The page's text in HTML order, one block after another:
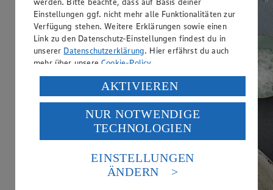
Einstellungen ggf. nicht mehr alle Funktionalitäten zur
Verfügung stehen. Weitere Erklärungen sowie einen
Link zu den Datenschutz-Einstellungen findest du in
unserer Datenschutzerklärung. Hier erfährst du auch
mehr über unsereCookie-Policy.
Verarbeitung deiner personenbezogenen Daten in den
USA durch Facebook und YouTube:
Wenn du auf „Aktivieren“ klickst, willigst du im Sinne
des Art. 49 Abs. 1 Satz 1 lit. a) DSGVO ein, dass deine
Daten in den USA verarbeitet werden. Der EuGH sieht
die USA als Land mit einem nach europäischen
Standards nicht angemessenen Datenschutzniveau an.
Es besteht das Risiko eines Zugriffs durch US-
AKTIVIEREN
NUR NOTWENDIGE
TECHNOLOGIEN
EINSTELLUNGEN
ÄNDERN